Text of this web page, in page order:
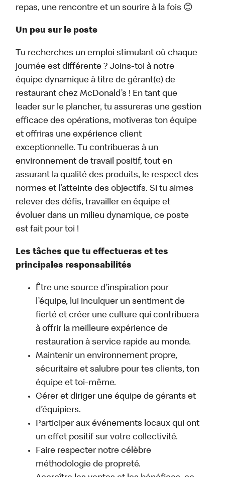
repas, une rencontre et un sourire à la fois 😊
Un peu sur le poste
Tu recherches un emploi stimulant où chaque
journée est différente ? Joins-toi à notre
équipe dynamique à titre de gérant(e) de
restaurant chez McDonald’s ! En tant que
leader sur le plancher, tu assureras une gestion
efficace des opérations, motiveras ton équipe
et offriras une expérience client
exceptionnelle. Tu contribueras à un
environnement de travail positif, tout en
assurant la qualité des produits, le respect des
normes et l’atteinte des objectifs. Si tu aimes
relever des défis, travailler en équipe et
évoluer dans un milieu dynamique, ce poste
est fait pour toi !
Les tâches que tu effectueras et tes
principales responsabilités
Être une source d’inspiration pour
l’équipe, lui inculquer un sentiment de
fierté et créer une culture qui contribuera
à offrir la meilleure expérience de
restauration à service rapide au monde.
Maintenir un environnement propre,
sécuritaire et salubre pour tes clients, ton
équipe et toi-même.
Gérer et diriger une équipe de gérants et
d’équipiers.
Participer aux événements locaux qui ont
un effet positif sur votre collectivité.
Faire respecter notre célèbre
méthodologie de propreté.